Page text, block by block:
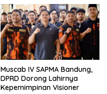
Muscab IV SAPMA Bandung,
DPRD Dorong Lahirnya
Kepemimpinan Visioner